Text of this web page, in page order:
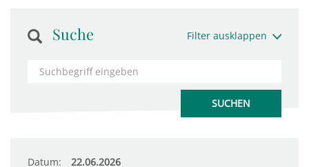
Suche Filter ausklappen
Datum: 22.06.2026